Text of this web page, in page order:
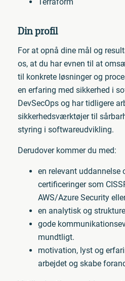
Din profil
For at opnå dine mål og
os, at du har evnen til at
til konkrete løsninger og
en erfaring med sikkerhed i
DevSecOps og har tidligere
sikkerhedsværktøjer til
styring i softwareudvikling.
Derudover kommer du med:
en relevant uddannelse
certificeringer som
AWS/Azure Security
en analytisk og
gode
mundtligt.
motivation, lyst og
arbejdet og skabe